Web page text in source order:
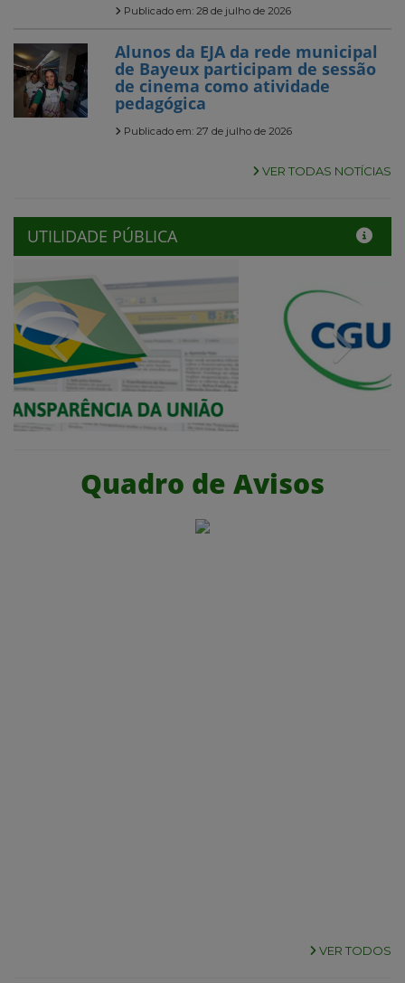
Publicado em: 28 de julho de 2026
Alunos da EJA da rede municipal
de Bayeux participam de sessão
de cinema como atividade
pedagógica
Publicado em: 27 de julho de 2026
VER TODAS NOTÍCIAS
UTILIDADE PÚBLICA
Previous Next
Quadro de Avisos
VER TODOS